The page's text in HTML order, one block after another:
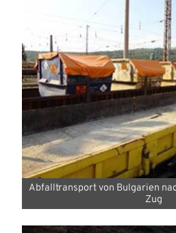
Abfalltransport von Bulgarien
Zug